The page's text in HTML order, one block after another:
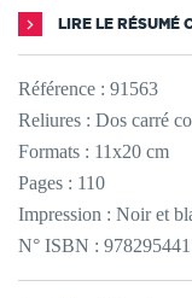
LIRE LE RÉSUMÉ
Référence : 91563
Reliures : Dos carré
Formats : 11x20 cm
Pages : 110
Impression : Noir et
N° ISBN :